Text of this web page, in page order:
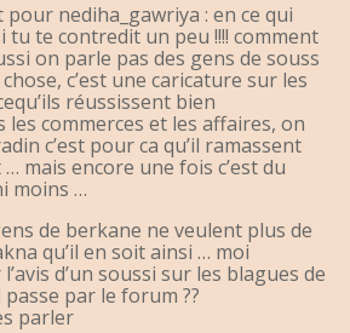
nediha_gawriya : en ce qui
tu te contredit un peu !!!! comment
on parle pas des gens de souss
chose, c’est une caricature sur les
réussissent bien
les commerces et les affaires, on
c’est pour ca qu’il ramassent
mais encore une fois c’est du
moins …
de berkane ne veulent plus de
qu’il en soit ainsi … moi
d’un soussi sur les blagues de
par le forum ??
parler